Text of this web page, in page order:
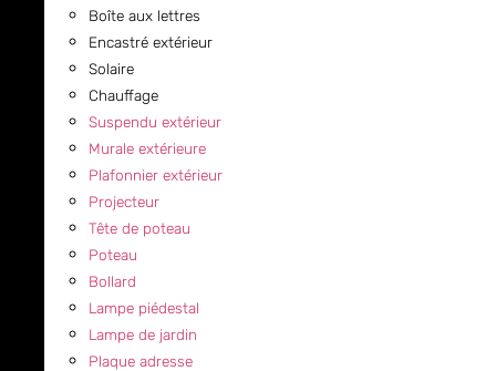
Boîte aux lettres
Encastré extérieur
Solaire
Chauffage
Suspendu extérieur
Murale extérieure
Plafonnier extérieur
Projecteur
Tête de poteau
Poteau
Bollard
Lampe piédestal
Lampe de jardin
Plaque adresse